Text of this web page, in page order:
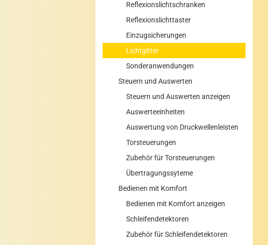
Reflexionslichtschranken
Reflexionslichttaster
Einzugsicherungen
Lichtgitter
Sonderanwendungen
Steuern und Auswerten
Steuern und Auswerten anzeigen
Auswerteeinheiten
Auswertung von Druckwellenleisten
Torsteuerungen
Zubehör für Torsteuerungen
Übertragungssyteme
Bedienen mit Komfort
Bedienen mit Komfort anzeigen
Schleifendetektoren
Zubehör für Schleifendetektoren